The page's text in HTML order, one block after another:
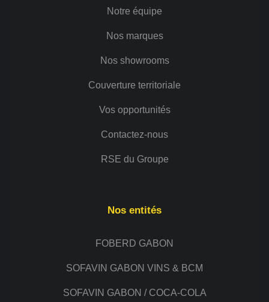
Notre équipe
Nos marques
Nos showrooms
Couverture territoriale
Vos opportunités
Contactez-nous
RSE du Groupe
Nos entités
FOBERD GABON
SOFAVIN GABON VINS & BCM
SOFAVIN GABON / COCA-COLA